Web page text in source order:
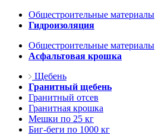
Общестроительные материалы
Гидроизоляция
Общестроительные материалы
Асфальтовая крошка
Щебень
Гранитный щебень
Гранитный отсев
Гранитная крошка
Мешки по 25 кг
Биг-беги по 1000 кг